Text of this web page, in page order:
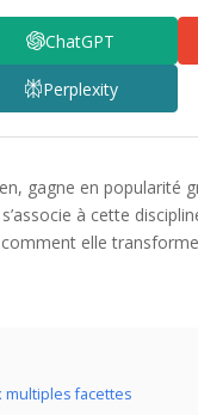
ChatGPT
Perplexity
gagne en popularité
à cette
elle
multiples facettes